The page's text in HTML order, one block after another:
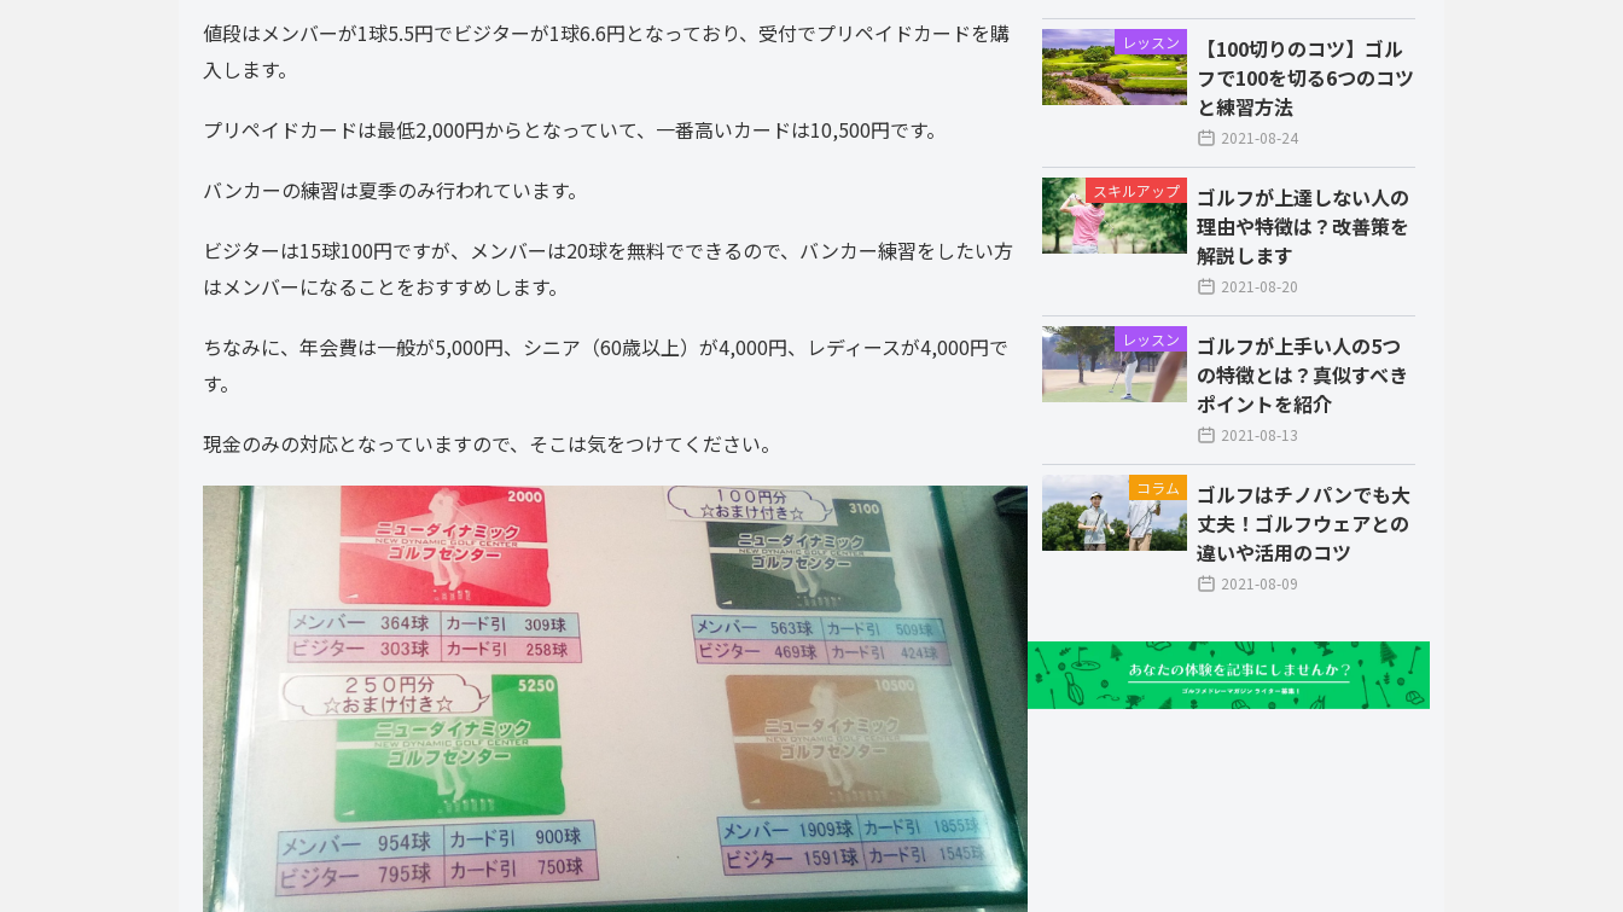
値段はメンバーが1球5.5円でビジターが1球6.6円となっており、受付でプリペイドカードを購
入します。
プリペイドカードは最低2,000円からとなっていて、一番高いカードは10,500円です。
バンカーの練習は夏季のみ行われています。
ビジターは15球100円ですが、メンバーは20球を無料でできるので、バンカー練習をしたい方
はメンバーになることをおすすめします。
ちなみに、年会費は一般が5,000円、シニア（60歳以上）が4,000円、レディースが4,000円で
す。
現金のみの対応となっていますので、そこは気をつけてください。
レッスン
【100切りのコツ】ゴル
フで100を切る6つのコツ
と練習方法
2021-08-24
スキルアップ
ゴルフが上達しない人の
理由や特徴は？改善策を
解説します
2021-08-20
レッスン
ゴルフが上手い人の5つ
の特徴とは？真似すべき
ポイントを紹介
2021-08-13
コラム
ゴルフはチノパンでも大
丈夫！ゴルフウェアとの
違いや活用のコツ
2021-08-09